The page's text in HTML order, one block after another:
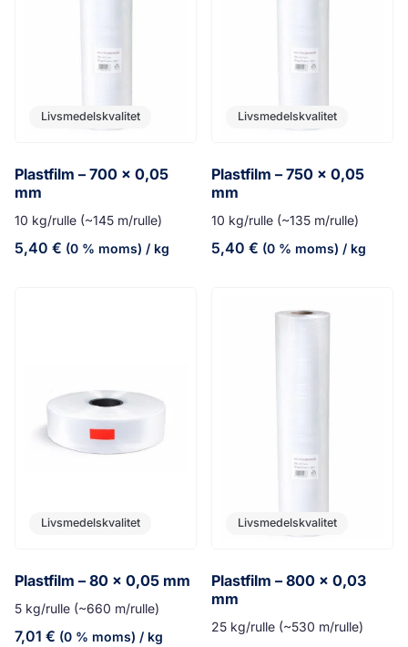
Livsmedelskvalitet
Plastfilm – 700 x 0,05
mm
10 kg/rulle (~145 m/rulle)
5,40 € (0 % moms) / kg
Livsmedelskvalitet
Plastfilm – 750 x 0,05
mm
10 kg/rulle (~135 m/rulle)
5,40 € (0 % moms) / kg
Livsmedelskvalitet
Plastfilm – 80 x 0,05 mm
5 kg/rulle (~660 m/rulle)
7,01 € (0 % moms) / kg
Livsmedelskvalitet
Plastfilm – 800 x 0,03
mm
25 kg/rulle (~530 m/rulle)